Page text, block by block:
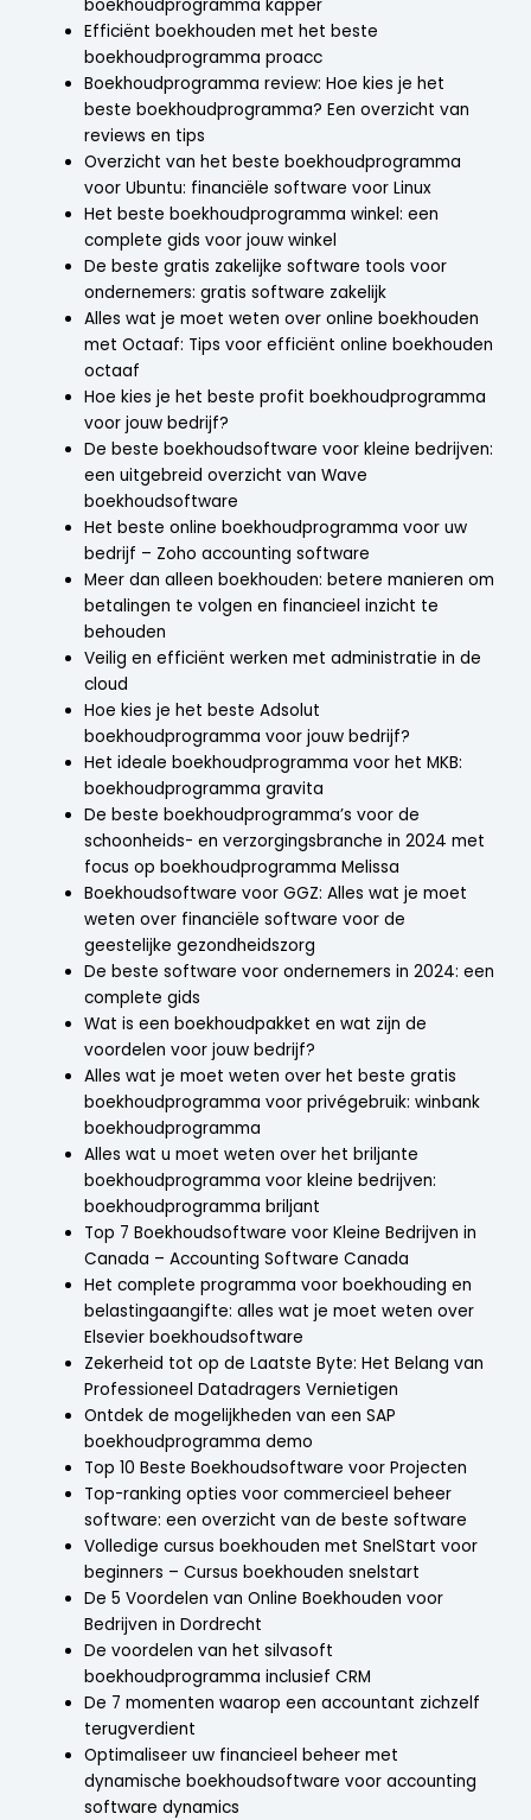
boekhoudprogramma kapper
Efficiënt boekhouden met het beste
boekhoudprogramma proacc
Boekhoudprogramma review: Hoe kies je het
beste boekhoudprogramma? Een overzicht van
reviews en tips
Overzicht van het beste boekhoudprogramma
voor Ubuntu: financiële software voor Linux
Het beste boekhoudprogramma winkel: een
complete gids voor jouw winkel
De beste gratis zakelijke software tools voor
ondernemers: gratis software zakelijk
Alles wat je moet weten over online boekhouden
met Octaaf: Tips voor efficiënt online boekhouden
octaaf
Hoe kies je het beste profit boekhoudprogramma
voor jouw bedrijf?
De beste boekhoudsoftware voor kleine bedrijven:
een uitgebreid overzicht van Wave
boekhoudsoftware
Het beste online boekhoudprogramma voor uw
bedrijf – Zoho accounting software
Meer dan alleen boekhouden: betere manieren om
betalingen te volgen en financieel inzicht te
behouden
Veilig en efficiënt werken met administratie in de
cloud
Hoe kies je het beste Adsolut
boekhoudprogramma voor jouw bedrijf?
Het ideale boekhoudprogramma voor het MKB:
boekhoudprogramma gravita
De beste boekhoudprogramma’s voor de
schoonheids- en verzorgingsbranche in 2024 met
focus op boekhoudprogramma Melissa
Boekhoudsoftware voor GGZ: Alles wat je moet
weten over financiële software voor de
geestelijke gezondheidszorg
De beste software voor ondernemers in 2024: een
complete gids
Wat is een boekhoudpakket en wat zijn de
voordelen voor jouw bedrijf?
Alles wat je moet weten over het beste gratis
boekhoudprogramma voor privégebruik: winbank
boekhoudprogramma
Alles wat u moet weten over het briljante
boekhoudprogramma voor kleine bedrijven:
boekhoudprogramma briljant
Top 7 Boekhoudsoftware voor Kleine Bedrijven in
Canada – Accounting Software Canada
Het complete programma voor boekhouding en
belastingaangifte: alles wat je moet weten over
Elsevier boekhoudsoftware
Zekerheid tot op de Laatste Byte: Het Belang van
Professioneel Datadragers Vernietigen
Ontdek de mogelijkheden van een SAP
boekhoudprogramma demo
Top 10 Beste Boekhoudsoftware voor Projecten
Top-ranking opties voor commercieel beheer
software: een overzicht van de beste software
Volledige cursus boekhouden met SnelStart voor
beginners – Cursus boekhouden snelstart
De 5 Voordelen van Online Boekhouden voor
Bedrijven in Dordrecht
De voordelen van het silvasoft
boekhoudprogramma inclusief CRM
De 7 momenten waarop een accountant zichzelf
terugverdient
Optimaliseer uw financieel beheer met
dynamische boekhoudsoftware voor accounting
software dynamics